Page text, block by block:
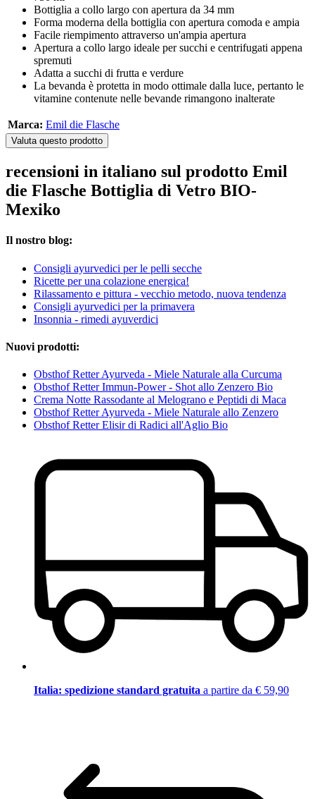
Bottiglia a collo largo con apertura da 34 mm
Forma moderna della bottiglia con apertura comoda e ampia
Facile riempimento attraverso un'ampia apertura
Apertura a collo largo ideale per succhi e centrifugati appena
spremuti
Adatta a succhi di frutta e verdure
La bevanda è protetta in modo ottimale dalla luce, pertanto le
vitamine contenute nelle bevande rimangono inalterate
Marca: Emil die Flasche
Valuta questo prodotto
recensioni in italiano sul prodotto Emil
die Flasche Bottiglia di Vetro BIO-
Mexiko
Il nostro blog:
Consigli ayurvedici per le pelli secche
Ricette per una colazione energica!
Rilassamento e pittura - vecchio metodo, nuova tendenza
Consigli ayurvedici per la primavera
Insonnia - rimedi ayuverdici
Nuovi prodotti:
Obsthof Retter Ayurveda - Miele Naturale alla Curcuma
Obsthof Retter Immun-Power - Shot allo Zenzero Bio
Crema Notte Rassodante al Melograno e Peptidi di Maca
Obsthof Retter Ayurveda - Miele Naturale allo Zenzero
Obsthof Retter Elisir di Radici all'Aglio Bio
Italia: spedizione standard gratuita a partire da € 59,90